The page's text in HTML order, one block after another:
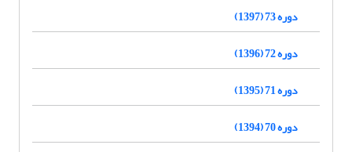
دوره 73 (1397)
دوره 72 (1396)
دوره 71 (1395)
دوره 70 (1394)